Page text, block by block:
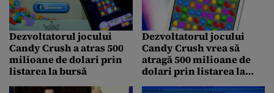
Dezvoltatorul jocului
Candy Crush a atras 500
milioane de dolari prin
listarea la bursă
Dezvoltatorul jocului
Candy Crush vrea să
atragă 500 milioane de
dolari prin listarea la